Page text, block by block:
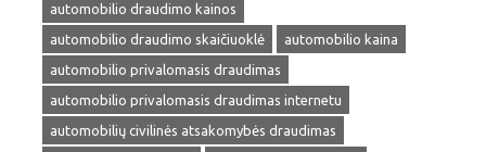
automobilio draudimo kainos
automobilio draudimo skaičiuoklė
automobilio kaina
automobilio privalomasis draudimas
automobilio privalomasis draudimas internetu
automobilių civilinės atsakomybės draudimas